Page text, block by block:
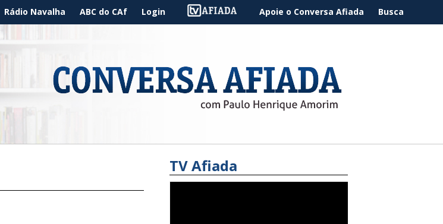
Rádio Navalha ABC do CAf Login Apoie o Conversa Afiada Busca
TV Afiada